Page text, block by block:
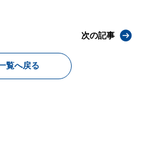
覧へ戻る
次の記事